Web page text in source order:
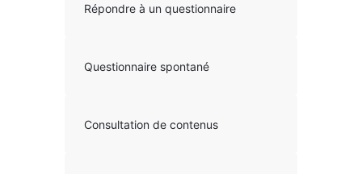
Répondre à un questionnaire
Questionnaire spontané
Consultation de contenus